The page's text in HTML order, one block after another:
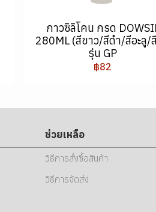
กาวซิลิโคน กรด
280ML (สีขาว/สีดำ/สีอะลู/
รุ่น GP
฿82
ช่วยเหลือ
วิธีการสั่งซื้อสินค้า
วิธีการจัดส่ง